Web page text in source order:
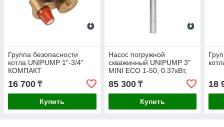
Группа безопасности
котла UNIPUMP 1"-3/4"
КОМПАКТ
16 700 ₸
Купить
Насос погружной
скважинный UNIPUMP 3"
MINI ECO 1-50, 0.37кВт,
85 300₸
Купить
18